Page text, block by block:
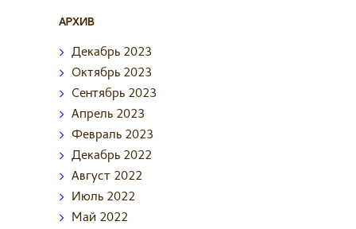
АРХИВ
Декабрь 2023
Октябрь 2023
Сентябрь 2023
Апрель 2023
Февраль 2023
Декабрь 2022
Август 2022
Июль 2022
Май 2022